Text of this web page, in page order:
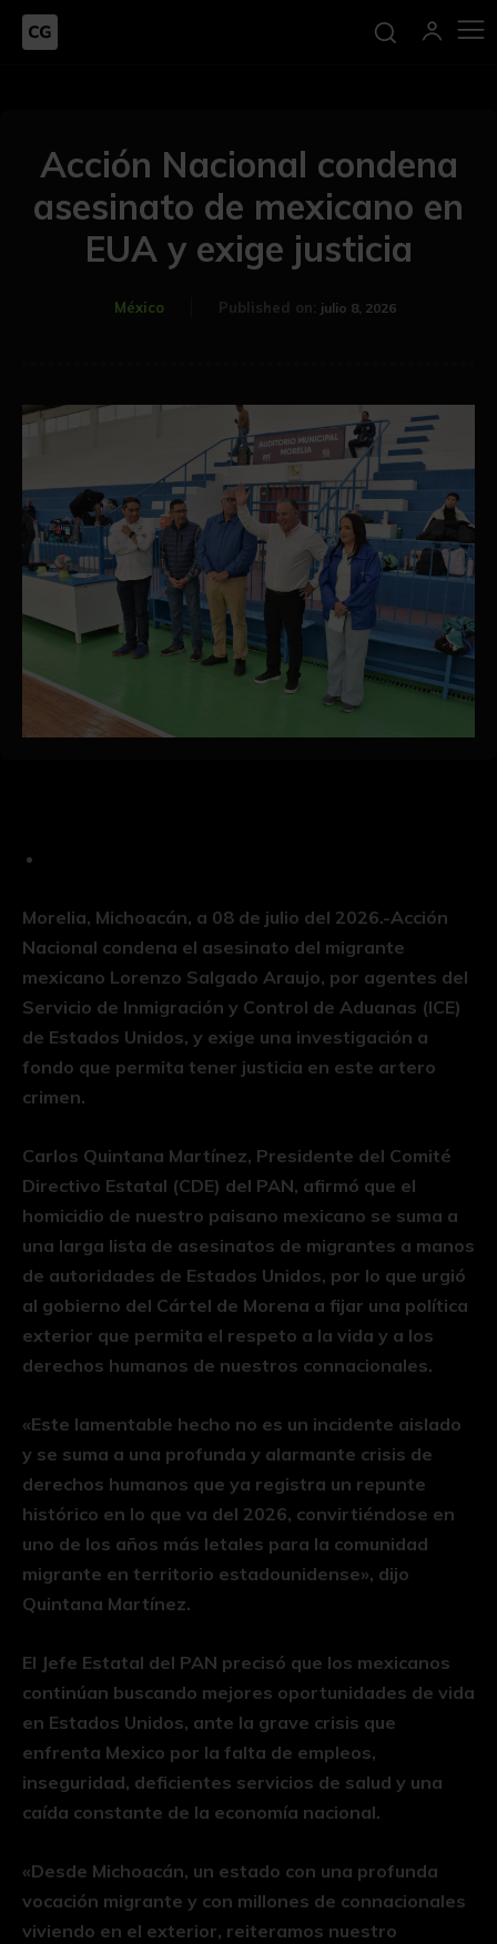
Acción Nacional condena
asesinato de mexicano en
EUA y exige justicia
México Published on: julio 8, 2026
Morelia, Michoacán, a 08 de julio del 2026.-Acción
Nacional condena el asesinato del migrante
mexicano Lorenzo Salgado Araujo, por agentes del
Servicio de Inmigración y Control de Aduanas (ICE)
de Estados Unidos, y exige una investigación a
fondo que permita tener justicia en este artero
crimen.
Carlos Quintana Martínez, Presidente del Comité
Directivo Estatal (CDE) del PAN, afirmó que el
homicidio de nuestro paisano mexicano se suma a
una larga lista de asesinatos de migrantes a manos
de autoridades de Estados Unidos, por lo que urgió
al gobierno del Cártel de Morena a fijar una política
exterior que permita el respeto a la vida y a los
derechos humanos de nuestros connacionales.
«Este lamentable hecho no es un incidente aislado
y se suma a una profunda y alarmante crisis de
derechos humanos que ya registra un repunte
histórico en lo que va del 2026, convirtiéndose en
uno de los años más letales para la comunidad
migrante en territorio estadounidense», dijo
Quintana Martínez.
El Jefe Estatal del PAN precisó que los mexicanos
continúan buscando mejores oportunidades de vida
en Estados Unidos, ante la grave crisis que
enfrenta Mexico por la falta de empleos,
inseguridad, deficientes servicios de salud y una
caída constante de la economía nacional.
«Desde Michoacán, un estado con una profunda
vocación migrante y con millones de connacionales
viviendo en el exterior, reiteramos nuestro